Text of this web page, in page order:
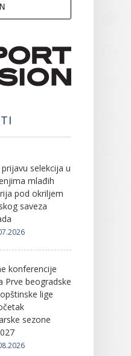
prijavu selekcija u
mlađih
pod okriljem
saveza
konferencije
Prve beogradske
lige
sezone